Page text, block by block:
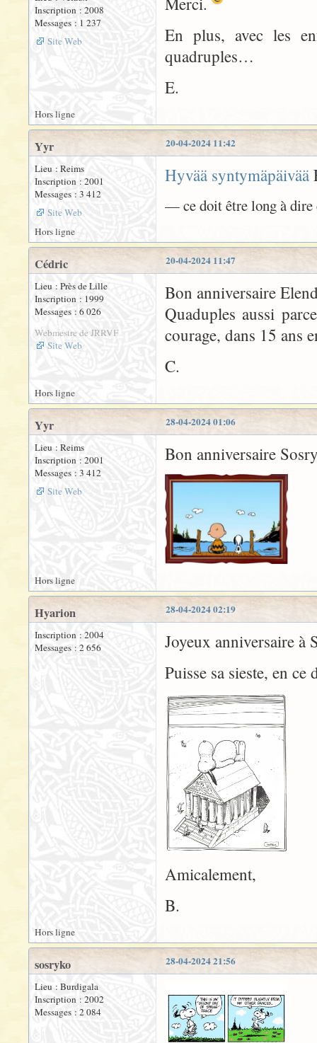
Inscription : 2008
Messages : 1 237
Site Web
En plus, avec les
quadruples…
E.
Hors ligne
20-04-2024 11:42
Yyr
Lieu : Reims
Inscription : 2001
Messages : 3 412
Site Web
Hyvää syntymäpäivää
— ce doit être long à dire
Hors ligne
20-04-2024 11:47
Cédric
Lieu : Près de Lille
Inscription : 1999
Messages : 6 026
Webmestre de JRRVF
Site Web
Bon anniversaire
Quaduples aussi
courage, dans 15 ans
C.
Hors ligne
28-04-2024 01:06
Yyr
Lieu : Reims
Inscription : 2001
Messages : 3 412
Site Web
Bon anniversaire
Hors ligne
28-04-2024 02:19
Hyarion
Inscription : 2004
Messages : 2 656
Joyeux anniversaire à
Puisse sa sieste, en
Amicalement,
B.
Hors ligne
28-04-2024 21:56
sosryko
Lieu : Burdigala
Inscription : 2002
Messages : 2 084